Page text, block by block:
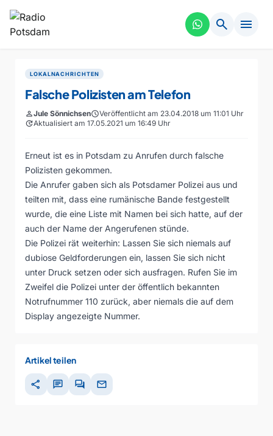
search menu
LOKALNACHRICHTEN
Falsche Polizisten am Telefon
personJule SönnichsenscheduleVeröffentlicht am 23.04.2018 um 11:01 Uhr
updateAktualisiert am 17.05.2021 um 16:49 Uhr
Erneut ist es in Potsdam zu Anrufen durch falsche
Polizisten gekommen.
Die Anrufer gaben sich als Potsdamer Polizei aus und
teilten mit, dass eine rumänische Bande festgestellt
wurde, die eine Liste mit Namen bei sich hatte, auf der
auch der Name der Angerufenen stünde.
Die Polizei rät weiterhin: Lassen Sie sich niemals auf
dubiose Geldforderungen ein, lassen Sie sich nicht
unter Druck setzen oder sich ausfragen. Rufen Sie im
Zweifel die Polizei unter der öffentlich bekannten
Notrufnummer 110 zurück, aber niemals die auf dem
Display angezeigte Nummer.
Artikel teilen
share chat forum mail